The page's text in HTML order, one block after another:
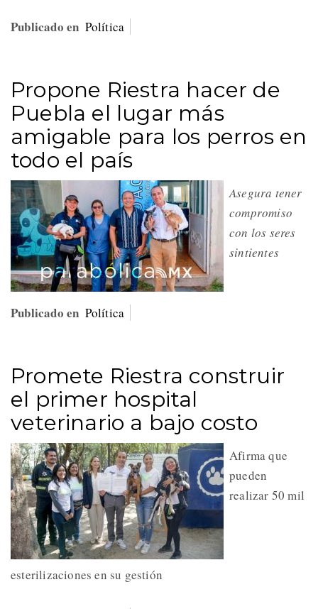
Publicado en Política
Propone Riestra hacer de
Puebla el lugar más
amigable para los perros en
todo el país
Asegura tener
compromiso
con los seres
sintientes
Publicado en Política
Promete Riestra construir
el primer hospital
veterinario a bajo costo
Afirma que
pueden
realizar 50 mil
esterilizaciones en su gestión